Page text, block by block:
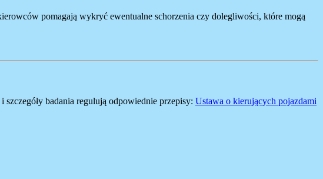
pomagają wykryć ewentualne schorzenia czy dolegliwości, które mogą
badania regulują odpowiednie przepisy: Ustawa o kierujących pojazdami